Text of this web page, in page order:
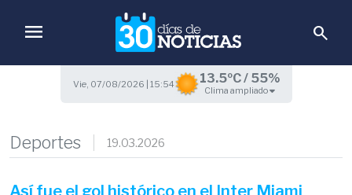
menu search
Vie, 07/08/2026 | 15:54 13.5ºC / 55%
Clima ampliado
Deportes 19.03.2026